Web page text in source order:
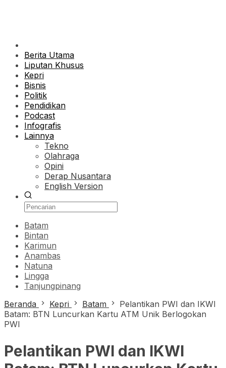
Berita Utama
Liputan Khusus
Kepri
Bisnis
Politik
Pendidikan
Podcast
Infografis
Lainnya
Tekno
Olahraga
Opini
Derap Nusantara
English Version
Batam
Bintan
Karimun
Anambas
Natuna
Lingga
Tanjungpinang
Beranda
Kepri Batam
Pelantikan PWI dan IKWI
Batam: BTN Luncurkan Kartu ATM Unik Berlogokan
PWI
Pelantikan PWI dan IKWI